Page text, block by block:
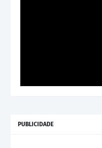
PUBLICIDADE